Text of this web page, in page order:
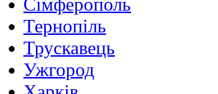
Сімферополь
Тернопіль
Трускавець
Ужгород